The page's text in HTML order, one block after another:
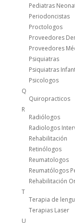
Pediatras
Periodoncistas
Proctologos
Proveedores
Proveedores
Psiquiatras
Psiquiatras
Psicologos
Q
Quiropracticos
R
Radiólogos
Radiologos
Rehabilitación
Retinólogos
Reumatologos
Reumatólogos
Rehabilitación
T
Terapia de
Terapias Laser
U